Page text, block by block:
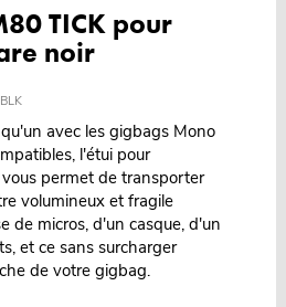
TICK pour
noir
avec les gigbags Mono
l'étui pour
permet de transporter
volumineux et fragile
de micros, d'un casque, d'un
et ce sans surcharger
de votre gigbag.